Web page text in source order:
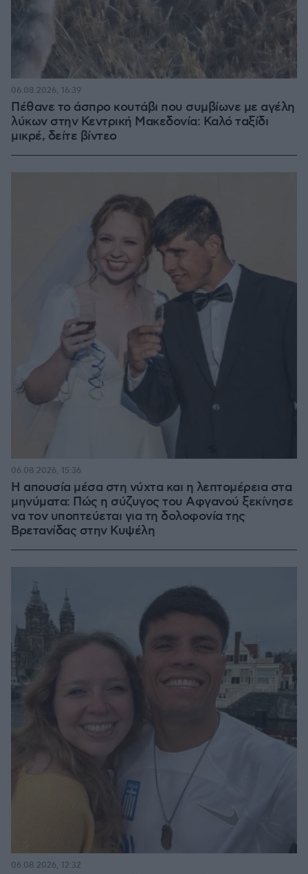
Πέθανε το άσπρο κουτάβι που συμβίωνε με αγέλη
λύκων στην Κεντρική Μακεδονία: Καλό ταξίδι
μικρέ, δείτε βίντεο
06.08.2026, 16:39
Η απουσία μέσα στη νύχτα και η λεπτομέρεια στα
μηνύματα: Πώς η σύζυγος του Αφγανού ξεκίνησε
να τον υποπτεύεται για τη δολοφονία της
Βρετανίδας στην Κυψέλη
06.08.2026, 15:36
06.08.2026, 12:32